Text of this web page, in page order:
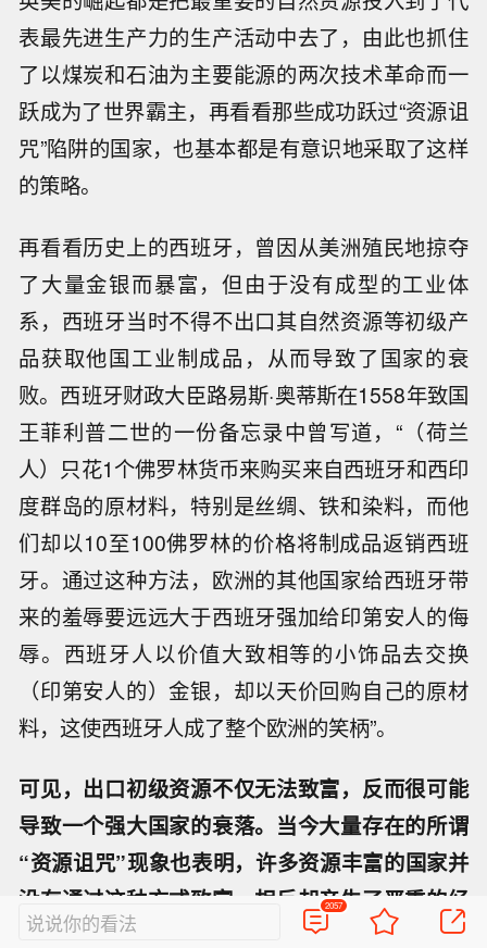
表最先进生产力的生产活动中去了，由此也抓住
了以煤炭和石油为主要能源的两次技术革命而一
跃成为了世界霸主，再看看那些成功跃过“资源诅
咒”陷阱的国家，也基本都是有意识地采取了这样
的策略。
再看看历史上的西班牙，曾因从美洲殖民地掠夺
了大量金银而暴富，但由于没有成型的工业体
系，西班牙当时不得不出口其自然资源等初级产
品获取他国工业制成品，从而导致了国家的衰
败。西班牙财政大臣路易斯·奥蒂斯在1558年致国
王菲利普二世的一份备忘录中曾写道，“（荷兰
人）只花1个佛罗林货币来购买来自西班牙和西印
度群岛的原材料，特别是丝绸、铁和染料，而他
们却以10至100佛罗林的价格将制成品返销西班
牙。通过这种方法，欧洲的其他国家给西班牙带
来的羞辱要远远大于西班牙强加给印第安人的侮
辱。西班牙人以价值大致相等的小饰品去交换
（印第安人的）金银，却以天价回购自己的原材
料，这使西班牙人成了整个欧洲的笑柄”。
可见，出口初级资源不仅无法致富，反而很可能
导致一个强大国家的衰落。当今大量存在的所谓
“资源诅咒”现象也表明，许多资源丰富的国家并
没有通过这种方式致富，相反却产生了严重的经
济和社会问题。
说说你的看法
2057